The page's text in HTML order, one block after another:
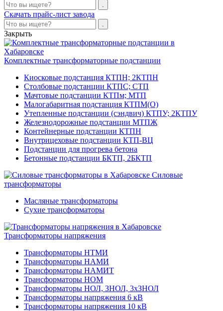
Скачать прайс-лист завода
Закрыть
Комплектные трансформаторные подстанции
Киосковые подстанция КТПН; 2КТПН
Столбовые подстанции КТПС; СТП
Мачтовые подстанции КТПм; МТП
Малогабаритная подстанция КТПМ(О)
Утепленные подстанции (сэндвич) КТПУ; 2КТПУ
Железнодорожные подстанции МТПЖ
Контейнерные подстанции КТПН
Внутрицеховые подстанции КТП-ВЦ
Подстанции для прогрева бетона
Бетонные подстанции БКТП, 2БКТП
Силовые
трансформаторы
Масляные трансформаторы
Сухие трансформаторы
Трансформаторы напряжения
Трансформаторы НТМИ
Трансформаторы НАМИ
Трансформаторы НАМИТ
Трансформаторы НОМ
Трансформаторы НОЛ, ЗНОЛ, 3хЗНОЛ
Трансформаторы напряжения 6 кВ
Трансформаторы напряжения 10 кВ